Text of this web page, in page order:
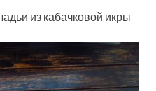
из кабачковой икры